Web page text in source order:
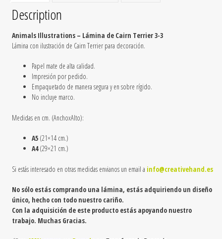
Description
Animals Illustrations – Lámina de Cairn Terrier 3-3
Lámina con ilustración de Cairn Terrier para decoración.
Papel mate de alta calidad.
Impresión por pedido.
Empaquetado de manera segura y en sobre rígido.
No incluye marco.
Medidas en cm. (AnchoxAlto):
A5 (21×14 cm.)
A4(29×21 cm.)
Si estás interesado en otras medidas envianos un email a info@creativehand.es
No sólo estás comprando una lámina, estás adquiriendo un diseño
único, hecho con todo nuestro cariño.
Con la adquisición de este producto estás apoyando nuestro
trabajo. Muchas Gracias.